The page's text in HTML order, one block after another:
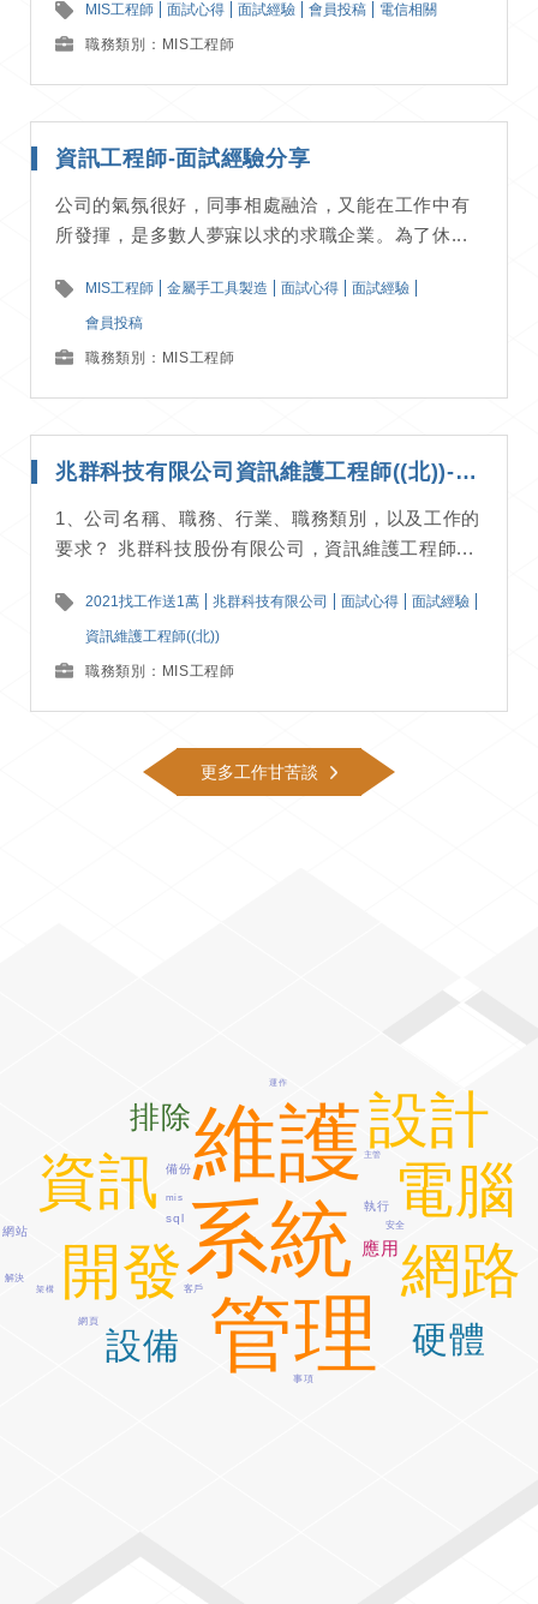
MIS工程師 面試心得 面試經驗 會員投稿 電信相關
職務類別：MIS工程師
資訊工程師-面試經驗分享
公司的氣氛很好，同事相處融洽，又能在工作中有
所發揮，是多數人夢寐以求的求職企業。為了休...
MIS工程師 金屬手工具製造 面試心得 面試經驗
會員投稿
職務類別：MIS工程師
兆群科技有限公司資訊維護工程師((北))-面試經驗分享
1、公司名稱、職務、行業、職務類別，以及工作的
要求？ 兆群科技股份有限公司，資訊維護工程師...
2021找工作送1萬 兆群科技有限公司 面試心得 面試經驗
資訊維護工程師((北))
職務類別：MIS工程師
更多工作甘苦談
系統
維護
管理
開發 網路
資訊 電腦
設計
設備 硬體
排除
應用
執行
備份
sql
網站
安全
客戶
網頁
事項
mis
解決
運作
主管
架構